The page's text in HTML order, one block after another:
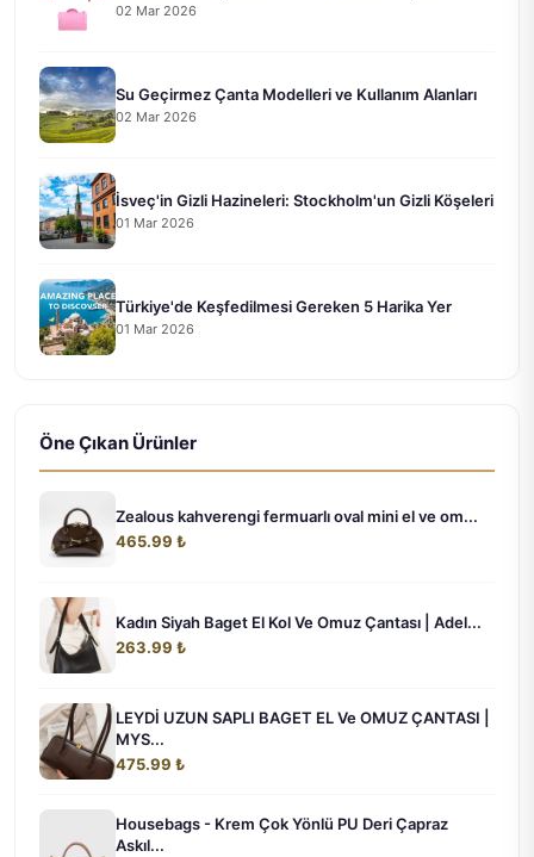
02 Mar 2026
Su Geçirmez Çanta Modelleri ve Kullanım Alanları
02 Mar 2026
İsveç'in Gizli Hazineleri: Stockholm'un Gizli Köşeleri
01 Mar 2026
Türkiye'de Keşfedilmesi Gereken 5 Harika Yer
01 Mar 2026
Öne Çıkan Ürünler
Zealous kahverengi fermuarlı oval mini el ve om...
465.99 ₺
Kadın Siyah Baget El Kol Ve Omuz Çantası | Adel...
263.99 ₺
LEYDİ UZUN SAPLI BAGET EL Ve OMUZ ÇANTASI |
MYS...
475.99 ₺
Housebags - Krem Çok Yönlü PU Deri Çapraz
Askıl...